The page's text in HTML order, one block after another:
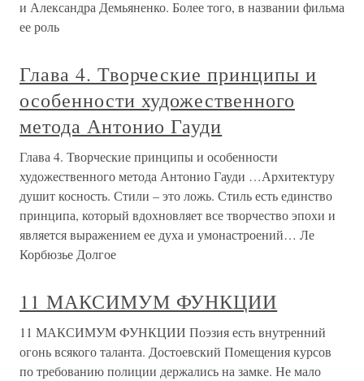
и Александра Демьяненко. Более того, в названии фильма
ее роль
Глава 4. Творческие принципы и
особенности художественного
метода Антонио Гауди
Глава 4. Творческие принципы и особенности
художественного метода Антонио Гауди …Архитектуру
душит косность. Стили – это ложь. Стиль есть единство
принципа, который вдохновляет все творчество эпохи и
является выражением ее духа и умонастроений… Ле
Корбюзье Долгое
11 МАКСИМУМ ФУНКЦИИ
11 МАКСИМУМ ФУНКЦИИ Поэзия есть внутренний
огонь всякого таланта. Достоевский Помещения курсов
по требованию полиции держались на замке. Не мало